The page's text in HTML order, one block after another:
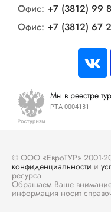
Офис: +7 (3812) 99
Офис: +7 (3812) 67
Мы в реестре
РТА 0004131
© ООО «ЕвроТУР» 2001-
конфиденциальности и
ресурса
Обращаем Ваше внимание
информация носит